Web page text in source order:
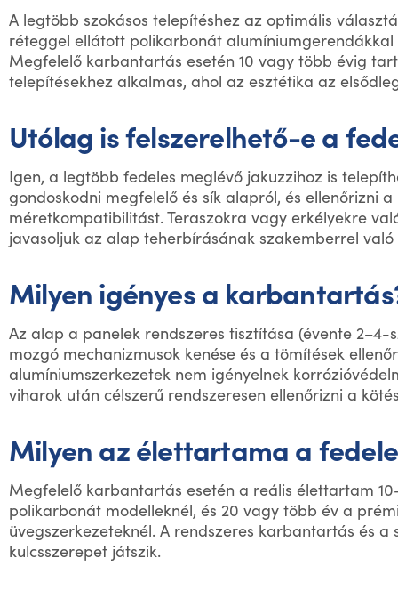
A legtöbb szokásos telepítéshez az optimális
réteggel ellátott polikarbonát alumíniumgerendákkal
Megfelelő karbantartás esetén 10 vagy több évig
telepítésekhez alkalmas, ahol az esztétika az
Utólag is felszerelhető-e a
Igen, a legtöbb fedeles meglévő jakuzzihoz is
gondoskodni megfelelő és sík alapról, és ellenőrizni a
méretkompatibilitást. Teraszokra vagy erkélyekre
javasoljuk az alap teherbírásának szakemberrel
Milyen igényes a
Az alap a panelek rendszeres tisztítása (évente 2–4-
mozgó mechanizmusok kenése és a tömítések
alumíniumszerkezetek nem igényelnek
viharok után célszerű rendszeresen ellenőrizni a
Milyen az élettartama a
Megfelelő karbantartás esetén a reális élettartam
polikarbonát modelleknél, és 20 vagy több év a
üvegszerkezeteknél. A rendszeres karbantartás és a
kulcsszerepet játszik.